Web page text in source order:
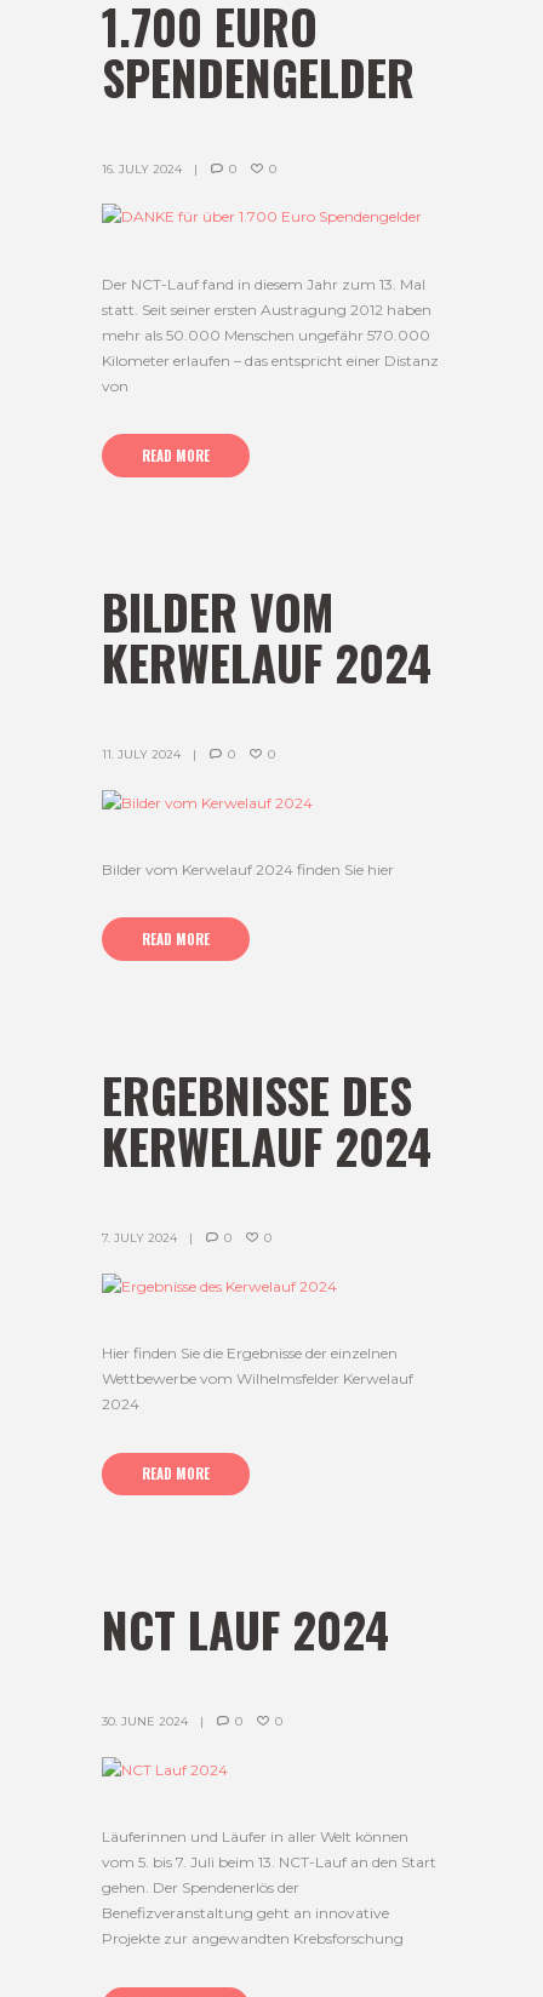
1.700 EURO
SPENDENGELDER
16. JULY 2024 0 0
Der NCT-Lauf fand in diesem Jahr zum 13. Mal
statt. Seit seiner ersten Austragung 2012 haben
mehr als 50.000 Menschen ungefähr 570.000
Kilometer erlaufen – das entspricht einer Distanz
von
READ MORE
BILDER VOM
KERWELAUF 2024
11. JULY 2024 0 0
Bilder vom Kerwelauf 2024 finden Sie hier
READ MORE
ERGEBNISSE DES
KERWELAUF 2024
7. JULY 2024 0 0
Hier finden Sie die Ergebnisse der einzelnen
Wettbewerbe vom Wilhelmsfelder Kerwelauf
2024
READ MORE
NCT LAUF 2024
30. JUNE 2024 0 0
Läuferinnen und Läufer in aller Welt können
vom 5. bis 7. Juli beim 13. NCT-Lauf an den Start
gehen. Der Spendenerlös der
Benefizveranstaltung geht an innovative
Projekte zur angewandten Krebsforschung